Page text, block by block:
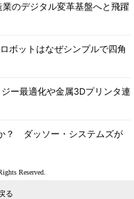
業のデジタル変革基盤へと飛躍
ボットはなぜシンプルで四角
ー最適化や金属3Dプリンタ連
？ ダッソー・システムズが
Reserved.
る